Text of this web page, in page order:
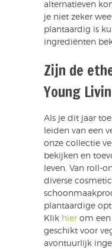
alternatieven
je niet zeker
plantaardig is
ingrediënten
Zijn de
Young
Als je dit jaar
leiden van een
onze collectie
bekijken en
leven. Van roll-
diverse
plantaardige
Klik hier om
geschikt voor
avontuurlijk